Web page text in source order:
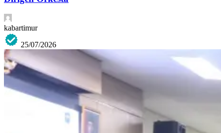
kabartimur
25/07/2026